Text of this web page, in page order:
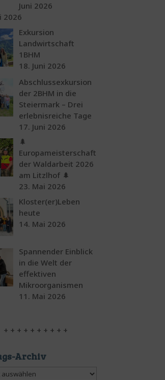
Juni 2026
2026
Exkursion
Landwirtschaft
1BHM
18. Juni 2026
Abschlussexkursion
der 2BHM in die
Steiermark – Drei
erlebnisreiche Tage
17. Juni 2026
🌲
Europameisterschaft
der Waldarbeit 2026
am Litzlhof 🌲
23. Mai 2026
Kloster(er)Leben
heute
14. Mai 2026
Spannender Einblick
in die Welt der
effektiven
Mikroorganismen
11. Mai 2026
+ + + + + + + + + +
Archiv